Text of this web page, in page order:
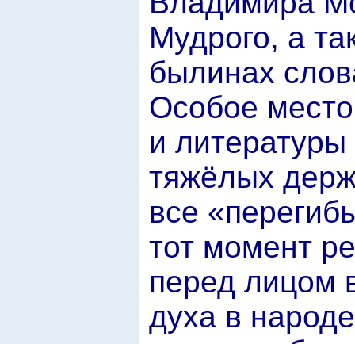
Мудрого, а
былинах
Особое
и
тяжёлых
все
тот момент
перед лицом
духа в